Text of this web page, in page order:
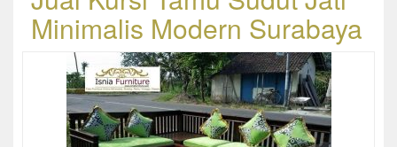
Minimalis Modern Surabaya